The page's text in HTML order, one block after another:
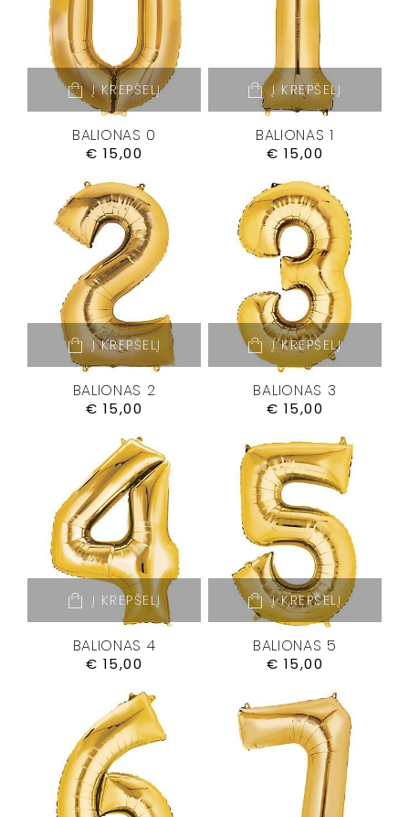
Į KREPŠELĮ
BALIONAS 0
€ 15,00
Į KREPŠELĮ
BALIONAS 1
€ 15,00
Į KREPŠELĮ
BALIONAS 2
€ 15,00
Į KREPŠELĮ
BALIONAS 3
€ 15,00
Į KREPŠELĮ
BALIONAS 4
€ 15,00
Į KREPŠELĮ
BALIONAS 5
€ 15,00